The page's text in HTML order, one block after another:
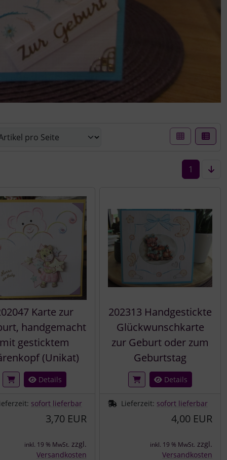
1
Karte zur
handgemacht
mit gesticktem
(Unikat)
Details
sofort lieferbar
3,70 EUR
inkl. 19 % MwSt. zzgl.
Versandkosten
202313 Handgestickte
Glückwunschkarte
zur Geburt oder zum
Geburtstag
Details
Lieferzeit: sofort lieferbar
4,00 EUR
inkl. 19 % MwSt. zzgl.
Versandkosten